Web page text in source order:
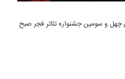
و سومین جشنواره تئاتر فجر صبح